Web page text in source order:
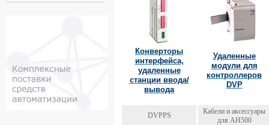
Конверторы
интерфейса,
удаленные
станции ввода/
вывода
Удаленные
модули для
контроллеров
DVP
DVPPS
Кабели и аксессуары
для AH500